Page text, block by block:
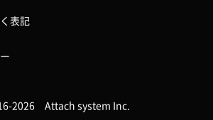
表記
2026 Attach system Inc.